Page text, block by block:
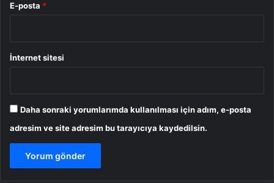
E-posta *
İnternet sitesi
Daha sonraki yorumlarımda kullanılması için adım, e-posta
adresim ve site adresim bu tarayıcıya kaydedilsin.